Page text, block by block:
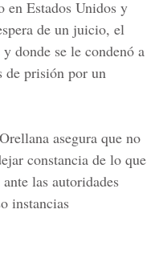
en Estados Unidos y
de un juicio, el
donde se le condenó a
de prisión por un
asegura que no
constancia de lo que
las autoridades
instancias